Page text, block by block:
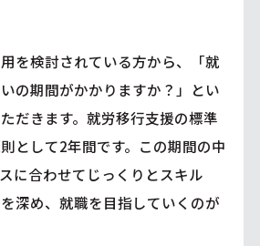
を検討されている方から、「就
の期間がかかりますか？」とい
だきます。就労移行支援の標準
として2年間です。この期間の中
に合わせてじっくりとスキル
深め、就職を目指していくのが